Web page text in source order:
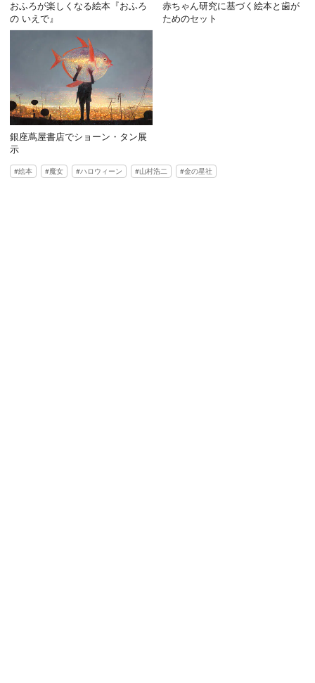
おふろが楽しくなる絵本『おふろ
の いえで』
赤ちゃん研究に基づく絵本と歯が
ためのセット
銀座蔦屋書店でショーン・タン展
示
絵本 魔女 ハロウィーン 山村浩二 金の星社